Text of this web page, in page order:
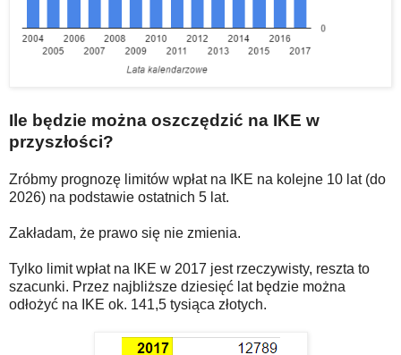
Ile będzie można oszczędzić na IKE w
przyszłości?
Zróbmy prognozę limitów wpłat na IKE na kolejne 10 lat (do
2026) na podstawie ostatnich 5 lat.
Zakładam, że prawo się nie zmienia.
Tylko limit wpłat na IKE w 2017 jest rzeczywisty, reszta to
szacunki. Przez najbliższe dziesięć lat będzie można
odłożyć na IKE ok. 141,5 tysiąca złotych.